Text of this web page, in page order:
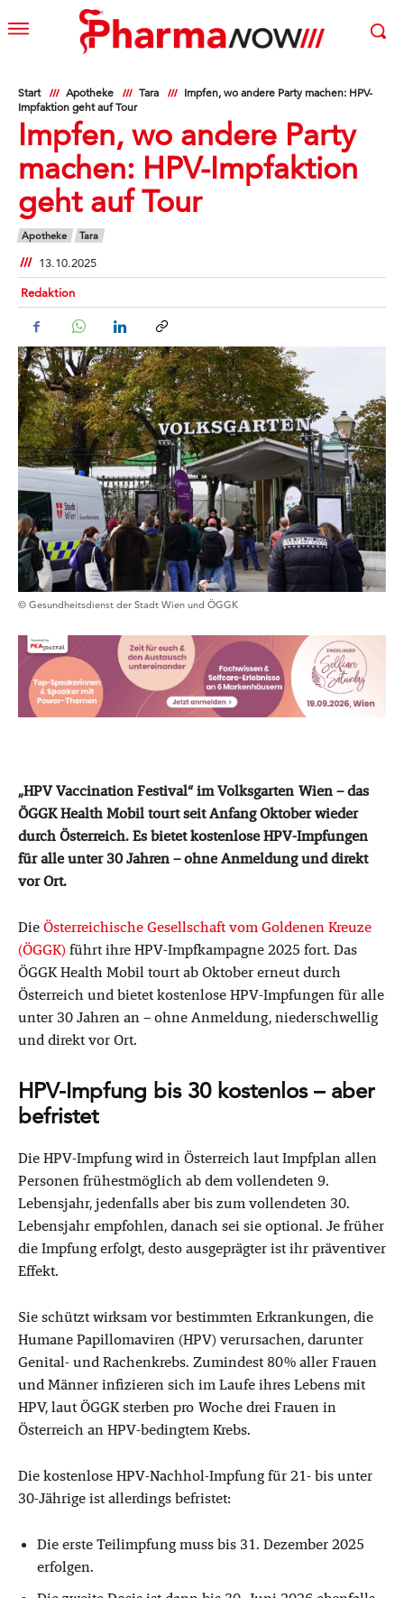
Start Apotheke Tara
Impfen, wo andere Party machen: HPV-
Impfaktion geht auf Tour
Impfen, wo andere Party
machen: HPV-Impfaktion
geht auf Tour
Apotheke Tara
13.10.2025
Redaktion
© Gesundheitsdienst der Stadt Wien und ÖGGK
„HPV Vaccination Festival“ im Volksgarten Wien – das
ÖGGK Health Mobil tourt seit Anfang Oktober wieder
durch Österreich. Es bietet kostenlose HPV-Impfungen
für alle unter 30 Jahren – ohne Anmeldung und direkt
vor Ort.
DieÖsterreichische Gesellschaft vom Goldenen Kreuze
(ÖGGK)führt ihre HPV-Impfkampagne 2025 fort. Das
ÖGGK Health Mobil tourt ab Oktober erneut durch
Österreich und bietet kostenlose HPV-Impfungen für alle
unter 30 Jahren an – ohne Anmeldung, niederschwellig
und direkt vor Ort.
HPV-Impfung bis 30 kostenlos – aber
befristet
Die HPV-Impfung wird in Österreich laut Impfplan allen
Personen frühestmöglich ab dem vollendeten 9.
Lebensjahr, jedenfalls aber bis zum vollendeten 30.
Lebensjahr empfohlen, danach sei sie optional. Je früher
die Impfung erfolgt, desto ausgeprägter ist ihr präventiver
Effekt.
Sie schützt wirksam vor bestimmten Erkrankungen, die
Humane Papillomaviren (HPV) verursachen, darunter
Genital- und Rachenkrebs. Zumindest 80% aller Frauen
und Männer infizierensich im Laufe ihres Lebens mit
HPV, laut ÖGGK sterben pro Woche drei Frauen in
Österreich an HPV-bedingtem Krebs.
Die kostenlose HPV-Nachhol-Impfung für 21- bis unter
30-Jährige ist allerdings befristet:
Die erste Teilimpfung muss bis 31. Dezember 2025
erfolgen.